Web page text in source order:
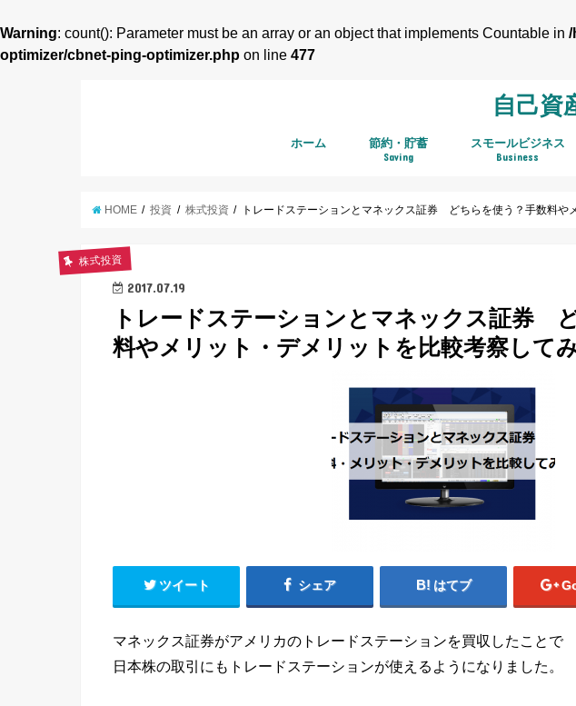
Warning: count(): Parameter must be an array or an object that implements Countable in /
optimizer/cbnet-ping-optimizer.php on line 477
自己資
ホーム 節約・貯蓄
Saving
スモールビジネス
Business
HOME 投資 株式投資 トレードステーションとマネックス証券 どちらを使う？手数料や
株式投資
2017.07.19
トレードステーションとマネックス証券
料やメリット・デメリットを比較考察してみ
ツイート シェア はてブ
マネックス証券がアメリカのトレードステーションを買収したことで
日本株の取引にもトレードステーションが使えるようになりました。